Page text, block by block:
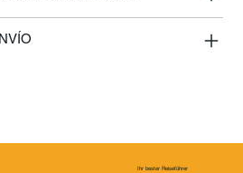
Ihr bester Reiseführer